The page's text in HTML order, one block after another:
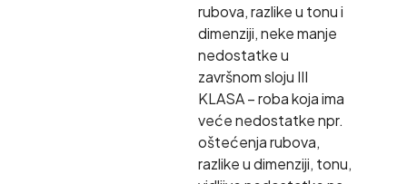
rubova, razlike u tonu i
dimenziji, neke manje
nedostatke u
završnom sloju III
KLASA – roba koja ima
veće nedostatke npr.
oštećenja rubova,
razlike u dimenziji, tonu,